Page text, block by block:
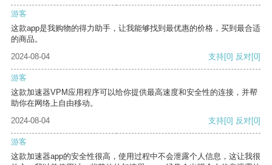
游客
这款app是我购物的得力助手，让我能够找到最优惠的价格，买到最合适
的商品。
2024-08-04
支持[0] 反对[0]
游客
这款加速器VPM应用程序可以给你提供最高速度和安全性的连接，并帮
助你在网络上自由移动。
2024-08-04
支持[0] 反对[0]
游客
这款加速器app的安全性很高，使用过程中不会泄露个人信息，这让我很